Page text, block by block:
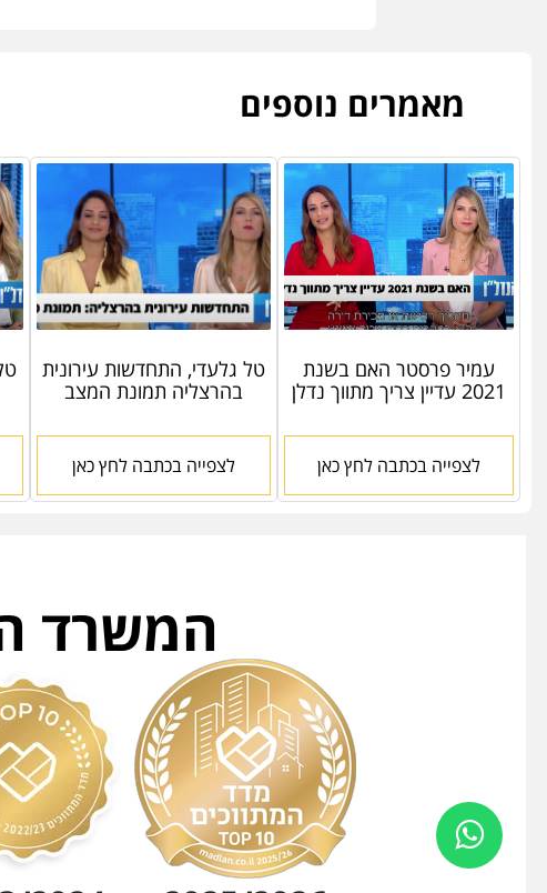
מאמרים נוספים
עמיר פרסטר האם בשנת
2021 עדיין צריך מתווך נדלן
לצפייה בכתבה לחץ כאן
טל גלעדי, התחדשות עירונית
בהרצליה תמונת המצב
לצפייה בכתבה לחץ כאן
המשרד